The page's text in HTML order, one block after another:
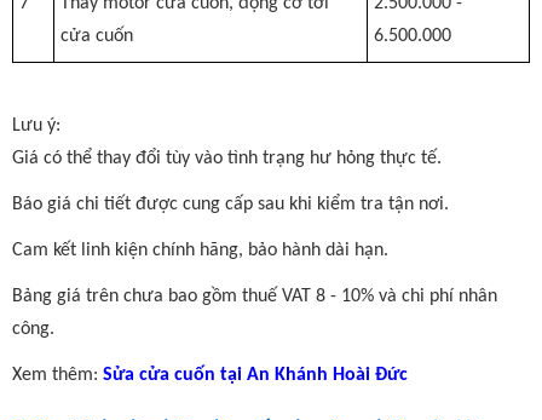
cửa cuốn
6.500.000
Lưu ý:
Giá có thể thay đổi tùy vào tình trạng hư hỏng thực tế.
Báo giá chi tiết được cung cấp sau khi kiểm tra tận nơi.
Cam kết linh kiện chính hãng, bảo hành dài hạn.
Bảng giá trên chưa bao gồm thuế VAT 8 - 10% và chi phí nhân
công.
Xem thêm: Sửa cửa cuốn tại An Khánh Hoài Đức